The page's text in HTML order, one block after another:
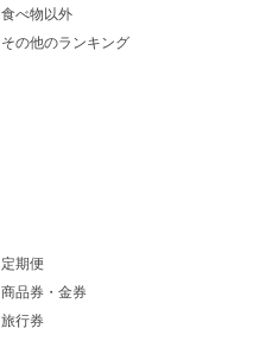
食べ物以外
その他のランキング
定期便
商品券・金券
旅行券